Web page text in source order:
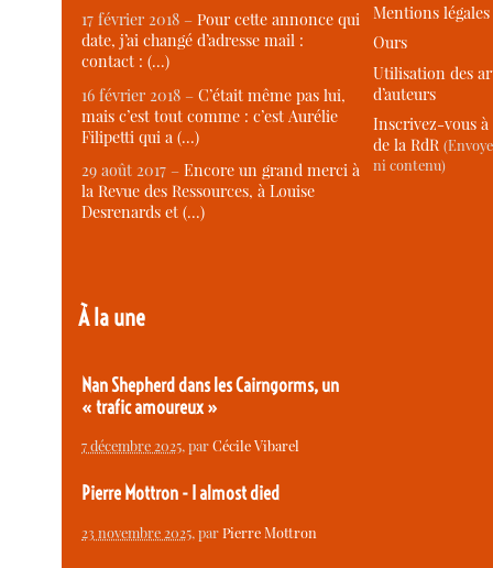
17 février 2018 –Pour cette annonce qui
date, j’ai changé d’adresse mail :
contact : (…)
16 février 2018 –C’était même pas lui,
mais c’est tout comme : c’est Aurélie
Filipetti qui a (…)
29 août 2017 –Encore un grand merci à
la Revue des Ressources, à Louise
Desrenards et (…)
À la une
Nan Shepherd dans les Cairngorms, un
« trafic amoureux »
7 décembre 2025, parCécile Vibarel
Pierre Mottron - I almost died
23 novembre 2025, parPierre Mottron
Mentions légales
Ours
Utilisation des
d’auteurs
Inscrivez-vous
de la RdR
ni contenu)